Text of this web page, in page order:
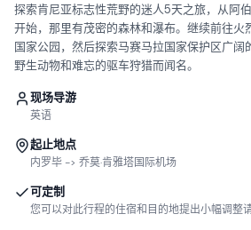
探索肯尼亚标志性荒野的迷人5天之旅，从阿
开始，那里有茂密的森林和瀑布。继续前往火
国家公园，然后探索马赛马拉国家保护区广阔
野生动物和难忘的驱车狩猎而闻名。
现场导游
英语
起止地点
内罗毕 -> 乔莫·肯雅塔国际机场
可定制
您可以对此行程的住宿和目的地提出小幅调整请